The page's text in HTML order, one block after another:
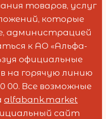
товаров, услуг
которые
администрацией
к АО «Альфа-
официальные
на горячую линию
00. Все возможные
alfabank.market
сайт